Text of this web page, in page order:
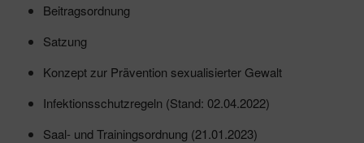
Beitragsordnung
Satzung
Konzept zur Prävention sexualisierter Gewalt
Infektionsschutzregeln (Stand: 02.04.2022)
Saal- und Trainingsordnung (21.01.2023)